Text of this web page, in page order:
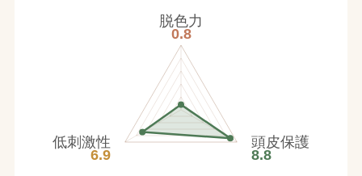
脱色力
0.8
頭皮保護
8.8
低刺激性
6.9